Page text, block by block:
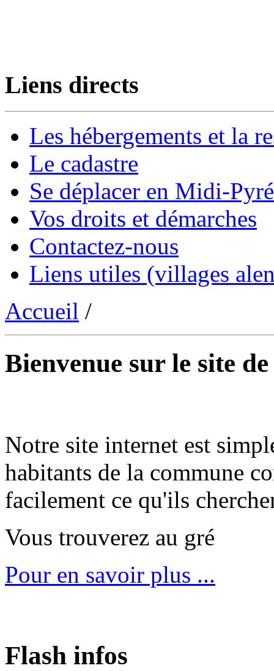
Liens directs
Les hébergements et la
Le cadastre
Se déplacer en Midi-
Vos droits et démarches
Contactez-nous
Liens utiles (villages
Accueil /
Bienvenue sur le site
Notre site internet est
habitants de la commune
facilement ce qu'ils
Vous trouverez au gré
Pour en savoir plus ...
Flash infos